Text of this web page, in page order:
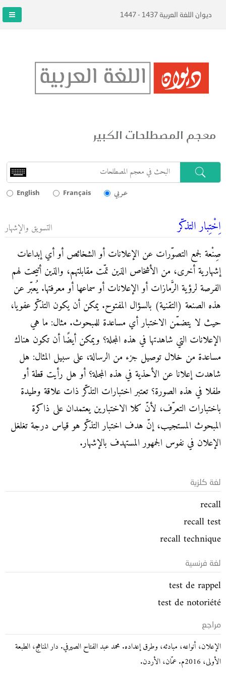
ديوان اللغة العربية 1437 - 1447
معجم المصطلحات الكبير
English Français عـربي
اِخْتِبار التذكّر التسويق والإشهار
صِنْعة لجمع التصوّرات عن الإعلانات أو الشخائص أو أي إبداعات
إشهارية أخرى، من الأشخاص الذين تمّت مقابلتهم، والذين أتيحت لهم
الفرصة لرؤية الرَّمازات أو الإعلانات أو سماعها أو معرفتها. يُعبّر عن
هذه الصنعة (التقنية) بالسؤال المفتوح. يمكن أن يكون التذكّر عفويا،
حيث لا يتضمّن الاختبار أي مساعدة للمبحوث. مثال: ما هي
الإعلانات التي شاهدتها في هذه المجلة؟ ويمكن أيضًا أن تكون هناك
مساعدة من خلال توصيل جزء من الرسالة، على سبيل المثال: هل
شاهدت إعلانا عن الأحذية في هذه المجلة؟ أو هل رأيت قطة أو
طفلا في هذه الصورة؟ تعتبر اختبارات التذكّر ذات علاقة وطيدة
باختبارات التعرّف، لأنّ كلا الاختبارين يعتمدان على ذاكرة
المبحوث المستجيب، إنّ هدف اختبار التذكّر هو قياس درجة تغلغل
الإعلان في نفوس الجمهور المستهدف بالإشهار.
لغة كلزية
recall
recall test
recall technique
لغة فرنسية
test de rappel
test de notoriété
مراجع
الإعلان، أنواعه، مبادئه، وطرق إعداده. محمد عبد الفتاح الصيرفي. دار المناهج، الطبعة
الأولى، 2016م. عمّان، الأردن.